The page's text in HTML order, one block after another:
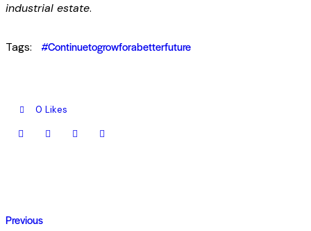
industrial estate.
Tags: #Continuetogrowforabetterfuture
0 Likes
Previous